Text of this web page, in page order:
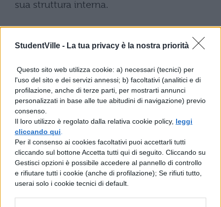
StudentVille - La tua privacy è la nostra priorità
Questo sito web utilizza cookie: a) necessari (tecnici) per
l'uso del sito e dei servizi annessi; b) facoltativi (analitici e di
profilazione, anche di terze parti, per mostrarti annunci
personalizzati in base alle tue abitudini di navigazione) previo
consenso.
Il loro utilizzo è regolato dalla relativa cookie policy, leggi
cliccando qui
Per il consenso ai cookies facoltativi puoi accettarli tutti
cliccando sul bottone Accetta tutti qui di seguito. Cliccando su
Gestisci opzioni è possibile accedere al pannello di controllo
e rifiutare tutti i cookie (anche di profilazione); Se rifiuti tutto,
userai solo i cookie tecnici di default.
sua struttura interna.
Scarica il contenuto
TI POTREBBE INTERESSARE
SCIENZE
Colori Primari: quali
sono e come comporli